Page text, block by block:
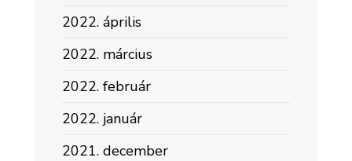
2022. április
2022. március
2022. február
2022. január
2021. december